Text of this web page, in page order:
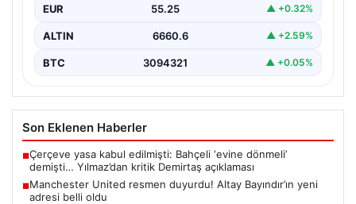
EUR 55.25 ▲ +0.32%
ALTIN 6660.6 ▲ +2.59%
BTC 3094321 ▲ +0.05%
Son Eklenen Haberler
■Çerçeve yasa kabul edilmişti: Bahçeli ‘evine dönmeli’
demişti… Yılmaz’dan kritik Demirtaş açıklaması
■Manchester United resmen duyurdu! Altay Bayındır’ın yeni
adresi belli oldu